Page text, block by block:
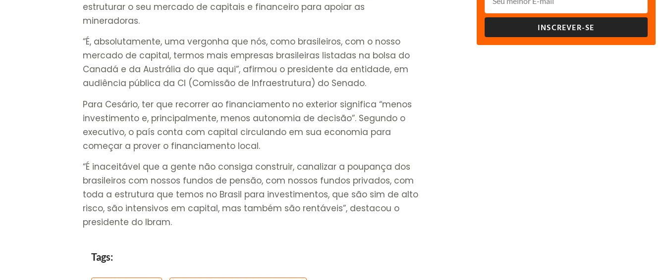
estruturar o seu mercado de capitais e financeiro para apoiar as
mineradoras.
“É, absolutamente, uma vergonha que nós, como brasileiros, com o nosso
mercado de capital, termos mais empresas brasileiras listadas na bolsa do
Canadá e da Austrália do que aqui”, afirmou o presidente da entidade, em
audiência pública da CI (Comissão de Infraestrutura) do Senado.
Para Cesário, ter que recorrer ao financiamento no exterior significa “menos
investimento e, principalmente, menos autonomia de decisão”. Segundo o
executivo, o país conta com capital circulando em sua economia para
começar a prover o financiamento local.
“É inaceitável que a gente não consiga construir, canalizar a poupança dos
brasileiros com nossos fundos de pensão, com nossos fundos privados, com
toda a estrutura que temos no Brasil para investimentos, que são sim de alto
risco, são intensivos em capital, mas também são rentáveis”, destacou o
presidente do Ibram.
Tags:
INSCREVER-SE